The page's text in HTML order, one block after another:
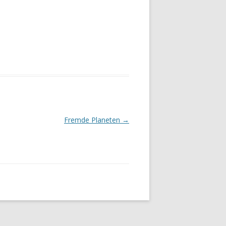
Fremde Planeten →